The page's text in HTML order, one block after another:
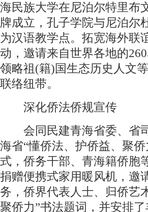
海民族大学在尼泊尔特里布
牌成立，孔子学院与尼泊尔
为汉语教学点。拓宽海外联
动，邀请来自世界各地的
领略祖(籍)国生态历史人文
联络纽带。
深化侨法侨规宣传
会同民建青海省委、省
海省“懂侨法、护侨益、聚
式，侨务干部、青海籍侨胞
捐赠便携式家用暖风机，邀
务，侨界代表人士、归侨艺
聚侨力”书法题词，并安排